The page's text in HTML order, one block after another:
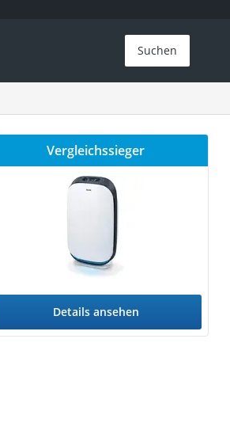
Suchen
Vergleichssieger
Details ansehen